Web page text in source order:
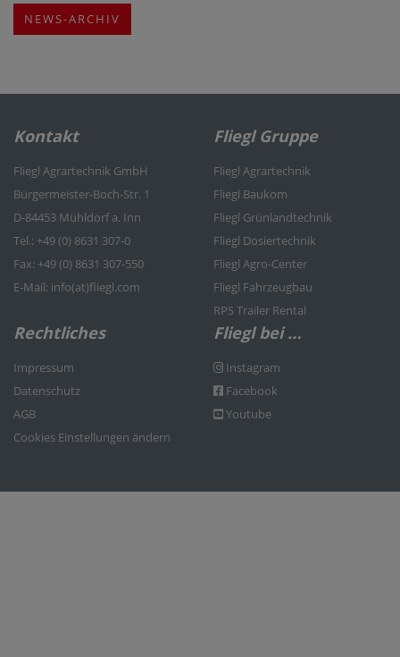
NEWS-ARCHIV
Kontakt
Fliegl Agrartechnik GmbH
Bürgermeister-Boch-Str. 1
D-84453 Mühldorf a. Inn
Tel.: +49 (0) 8631 307-0
Fax: +49 (0) 8631 307-550
E-Mail: info(at)fliegl.com
Fliegl Gruppe
Fliegl Agrartechnik
Fliegl Baukom
Fliegl Grünlandtechnik
Fliegl Dosiertechnik
Fliegl Agro-Center
Fliegl Fahrzeugbau
RPS Trailer Rental
Rechtliches
Impressum
Datenschutz
AGB
Cookies Einstellungen ändern
Fliegl bei …
Instagram
Facebook
Youtube